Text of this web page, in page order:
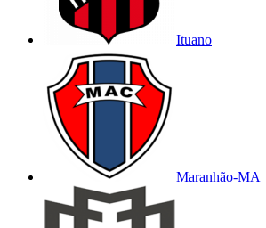
Ituano
Maranhão-MA